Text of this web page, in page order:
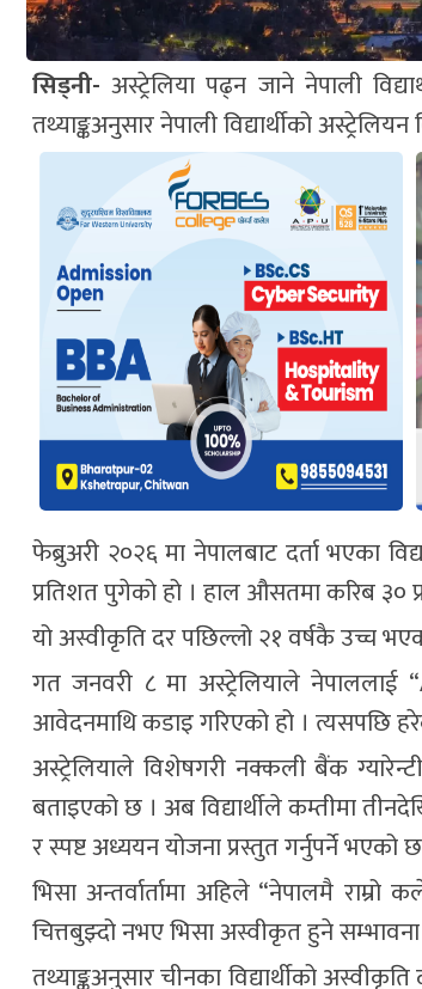
सिड्नी-अस्ट्रेलिया पढ्न जाने नेपाली
तथ्याङ्कअनुसार नेपाली विद्यार्थीको
फेब्रुअरी २०२६ मा नेपालबाट दर्ता भएका
प्रतिशत पुगेको हो । हाल औसतमा करिब ३०
यो अस्वीकृति दर पछिल्लो २१ वर्षकै उच्च
गत जनवरी ८ मा अस्ट्रेलियाले नेपाललाई
आवेदनमाथि कडाइ गरिएको हो । त्यसपछि
अस्ट्रेलियाले विशेषगरी नक्कली बैंक
बताइएको छ । अब विद्यार्थीले कम्तीमा
र स्पष्ट अध्ययन योजना प्रस्तुत गर्नुपर्ने भएको
भिसा अन्तर्वार्तामा अहिले “नेपालमै
चित्तबुझ्दो नभए भिसा अस्वीकृत हुने
तथ्याङ्कअनुसार चीनका विद्यार्थीको